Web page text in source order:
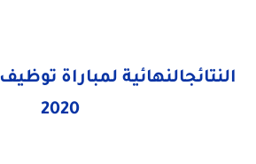
النتائجالنهائية لمباراة
2020